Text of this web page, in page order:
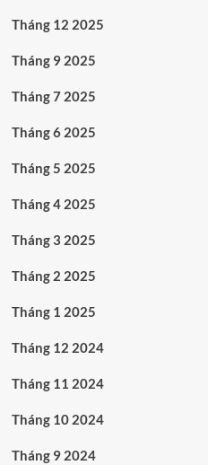
Tháng 12 2025
Tháng 9 2025
Tháng 7 2025
Tháng 6 2025
Tháng 5 2025
Tháng 4 2025
Tháng 3 2025
Tháng 2 2025
Tháng 1 2025
Tháng 12 2024
Tháng 11 2024
Tháng 10 2024
Tháng 9 2024